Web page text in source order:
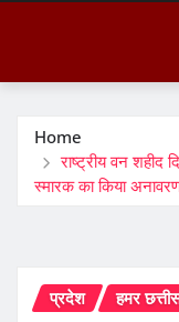
Home
राष्ट्रीय वन शहीद
स्मारक का किया
प्रदेश हमर